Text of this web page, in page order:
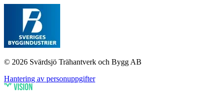
© 2026 Svärdsjö Trähantverk och Bygg AB
Hantering av personuppgifter